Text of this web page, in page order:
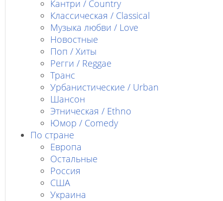
Кантри / Country
Классическая / Classical
Музыка любви / Love
Новостные
Поп / Хиты
Регги / Reggae
Транс
Урбанистические / Urban
Шансон
Этническая / Ethno
Юмор / Comedy
По стране
Европа
Остальные
Россия
США
Украина